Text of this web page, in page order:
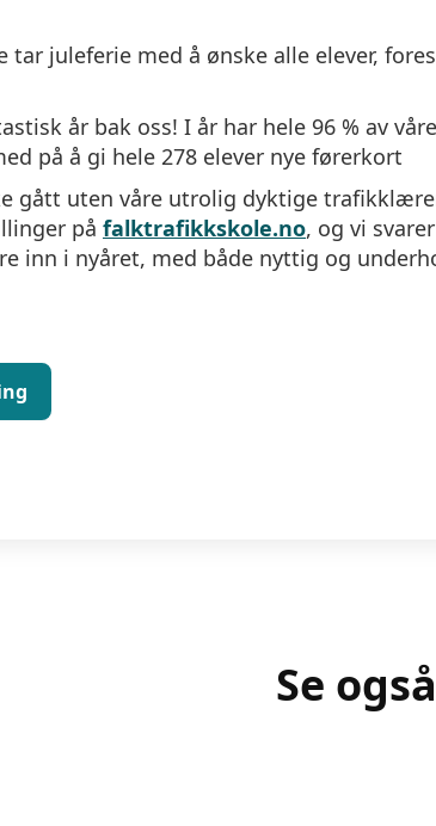
tar juleferie med å ønske alle elever,
år bak oss! I år har hele 96 % av
på å gi hele 278 elever nye førerkort
gått uten våre utrolig dyktige
på falktrafikkskole.no, og vi
inn i nyåret, med både nyttig og
Se